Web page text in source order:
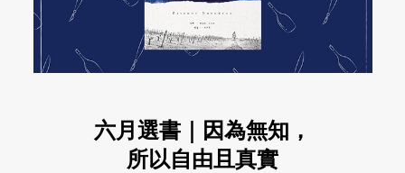
六月選書｜因為無知，
所以自由且真實